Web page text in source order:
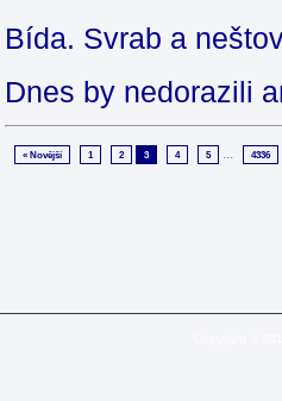
Bída. Svrab a
Dnes by nedorazili
« Novější 1 2 3 4 5 ... 4336